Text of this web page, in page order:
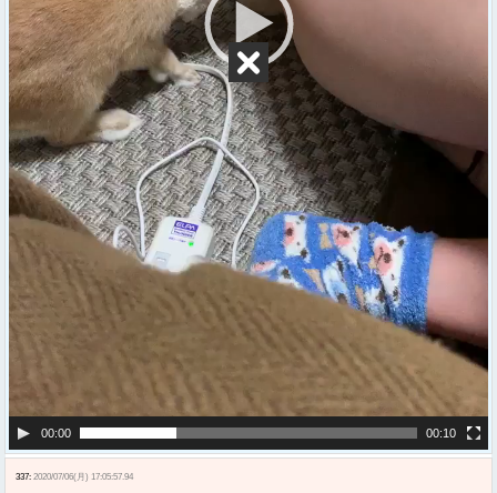
00:00 00:10
337: 2020/07/06(月) 17:05:57.94